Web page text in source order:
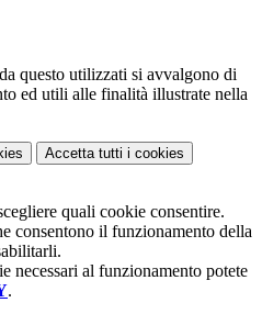
questo utilizzati si avvalgono di
ed utili alle finalità illustrate nella
Accetta tutti i cookies
quali cookie consentire.
consentono il funzionamento della
necessari al funzionamento potete
.